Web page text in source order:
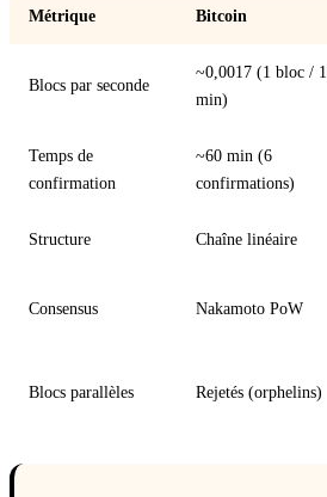
Métrique Bitcoin
Blocs par seconde
~0,0017 (1 bloc /
min)
Temps de
confirmation
~60 min (6
confirmations)
Structure Chaîne linéaire
Consensus Nakamoto PoW
Blocs parallèles Rejetés (orphelins)